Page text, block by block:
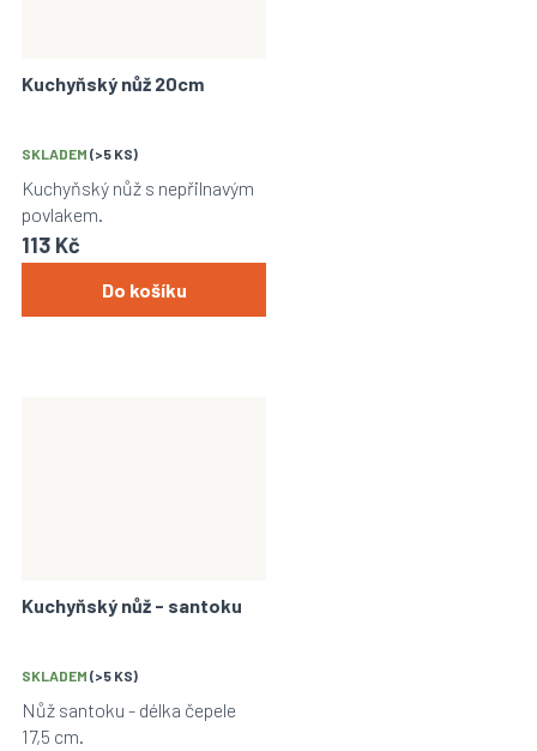
Kuchyňský nůž 20cm
SKLADEM (>5 KS)
113 Kč
Do košíku
Kuchyňský nůž s nepřilnavým
povlakem.
Kuchyňský nůž - santoku
SKLADEM (>5 KS)
Nůž santoku - délka čepele
17,5 cm.